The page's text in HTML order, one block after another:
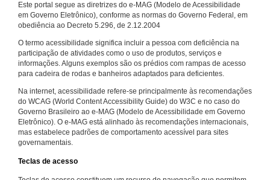
Este portal segue as diretrizes do e-MAG (Modelo de Acessibilidade
em Governo Eletrônico), conforme as normas do Governo Federal, em
obediência ao Decreto 5.296, de 2.12.2004
O termo acessibilidade significa incluir a pessoa com deficiência na
participação de atividades como o uso de produtos, serviços e
informações. Alguns exemplos são os prédios com rampas de acesso
para cadeira de rodas e banheiros adaptados para deficientes.
Na internet, acessibilidade refere-se principalmente às recomendações
do WCAG (World Content Accessibility Guide) do W3C e no caso do
Governo Brasileiro ao e-MAG (Modelo de Acessibilidade em Governo
Eletrônico). O e-MAG está alinhado às recomendações internacionais,
mas estabelece padrões de comportamento acessível para sites
governamentais.
Teclas de acesso